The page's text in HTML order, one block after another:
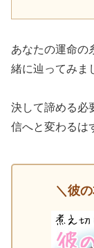
あなたの運命の
緒に辿ってみま
決して諦める必
信へと変わるは
＼彼